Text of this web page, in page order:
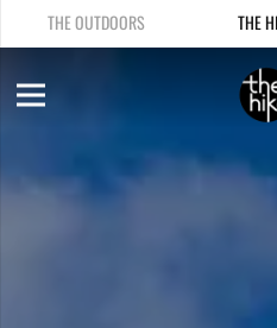
THE OUTDOORS THE